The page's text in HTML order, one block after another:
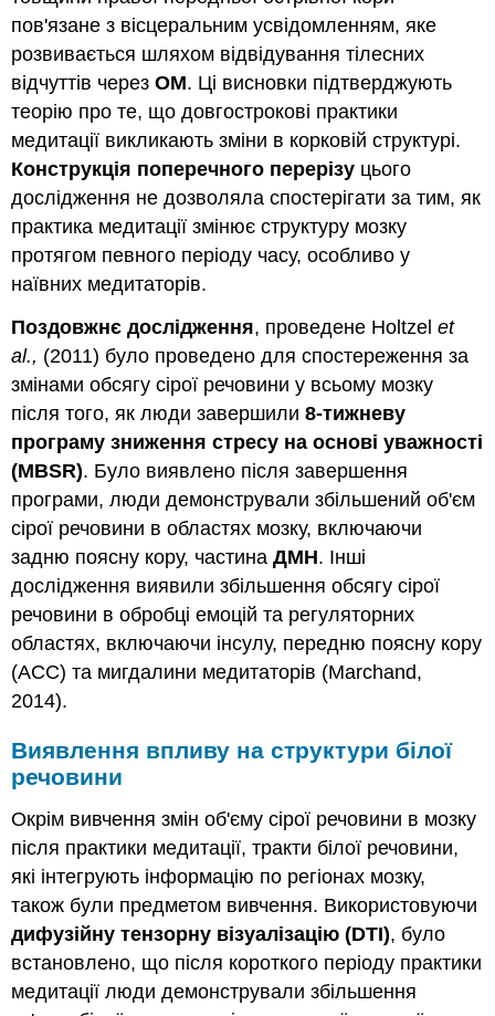
пов'язане з вісцеральним усвідомленням, яке
розвивається шляхом відвідування тілесних
відчуттів черезОМ. Ці висновки підтверджують
теорію про те, що довгострокові практики
медитації викликають зміни в корковій структурі.
Конструкція поперечного перерізу цього
дослідження не дозволяла спостерігати за тим, як
практика медитації змінює структуру мозку
протягом певного періоду часу, особливо у
наївних медитаторів.
Поздовжнє дослідження, проведене Holtzelet
al., (2011) було проведено для спостереження за
змінами обсягу сірої речовини у всьому мозку
після того, як люди завершили8-тижневу
програму зниження стресу на основі уважності
(MBSR). Було виявлено після завершення
програми, люди демонстрували збільшений об'єм
сірої речовини в областях мозку, включаючи
задню поясну кору, частинаДМН. Інші
дослідження виявили збільшення обсягу сірої
речовини в обробці емоцій та регуляторних
областях, включаючи інсулу, передню поясну кору
(ACC) та мигдалини медитаторів (Marchand,
2014).
Виявлення впливу на структури білої
речовини
Окрім вивчення змін об'єму сірої речовини в мозку
після практики медитації, тракти білої речовини,
які інтегрують інформацію по регіонах мозку,
також були предметом вивчення. Використовуючи
дифузійну тензорну візуалізацію (DTI), було
встановлено, що після короткого періоду практики
медитації люди демонстрували збільшення